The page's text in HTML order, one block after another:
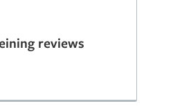
reviews